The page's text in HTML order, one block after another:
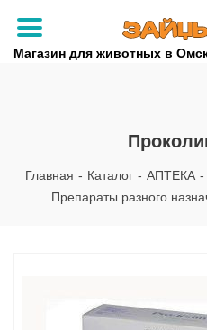
Магазин для животных в
+7
+7
Главная - Каталог - АПТЕКА -
Препараты разного